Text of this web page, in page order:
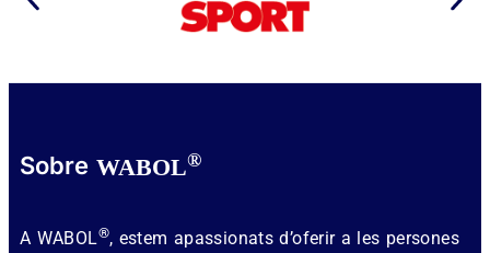
Sobre WABOL®
A WABOL®, estem apassionats d’oferir a les persones